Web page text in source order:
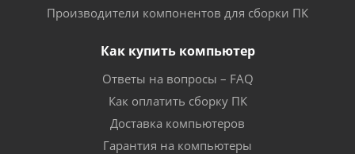
Производители компонентов для сборки ПК
Как купить компьютер
Ответы на вопросы – FAQ
Как оплатить сборку ПК
Доставка компьютеров
Гарантия на компьютеры